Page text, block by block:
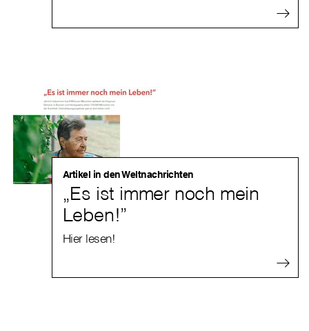
Artikel in den Weltnachrichten
„Es ist immer noch mein
Leben!”
Hier lesen!